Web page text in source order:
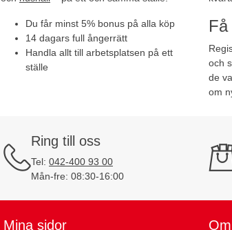
Du får minst 5% bonus på alla köp
14 dagars full ångerrätt
Handla allt till arbetsplatsen på ett
ställe
och
de
om
Ring till oss
Tel: 042-400 93 00
Mån-fre: 08:30-16:00
Mina sidor